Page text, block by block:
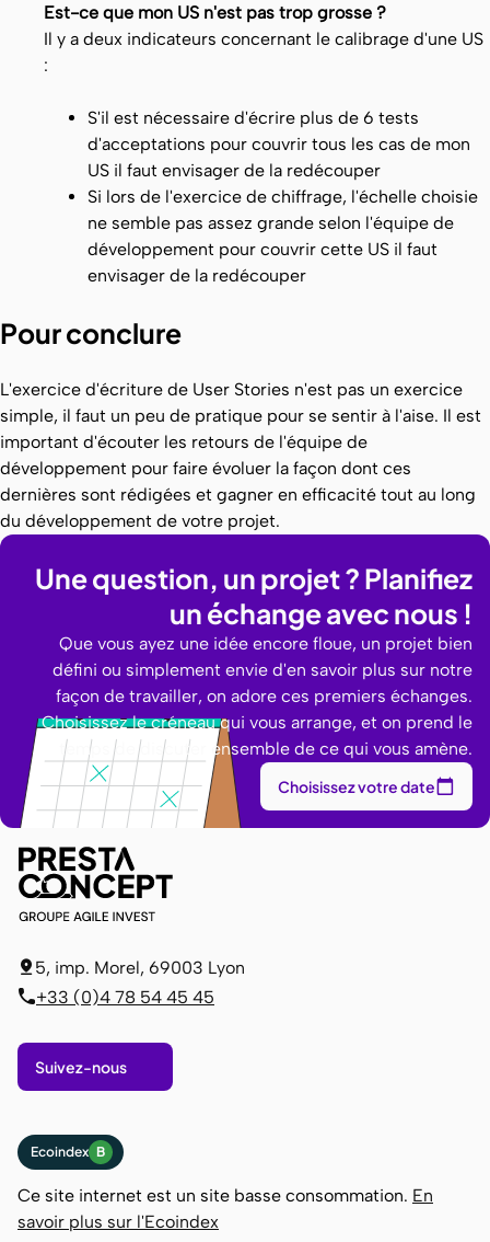
Est-ce que mon US n'est pas trop grosse ?
Il y a deux indicateurs concernant le calibrage d'une US
:
S'il est nécessaire d'écrire plus de 6 tests
d'acceptations pour couvrir tous les cas de mon
US il faut envisager de la redécouper
Si lors de l'exercice de chiffrage, l'échelle choisie
ne semble pas assez grande selon l'équipe de
développement pour couvrir cette US il faut
envisager de la redécouper
Pour conclure
L'exercice d'écriture de User Stories n'est pas un exercice
simple, il faut un peu de pratique pour se sentir à l'aise. Il est
important d'écouter les retours de l'équipe de
développement pour faire évoluer la façon dont ces
dernières sont rédigées et gagner en efficacité tout au long
du développement de votre projet.
Une question, un projet ? Planifiez
un échange avec nous !
Que vous ayez une idée encore floue, un projet bien
défini ou simplement envie d'en savoir plus sur notre
façon de travailler, on adore ces premiers échanges.
Choisissez le créneau qui vous arrange, et on prend le
temps de discuter ensemble de ce qui vous amène.
Choisissez votre date
5, imp. Morel, 69003 Lyon
+33 (0)4 78 54 45 45
Suivez-nous
Ecoindex B
Ce site internet est un site basse consommation. En
savoir plus sur l'Ecoindex